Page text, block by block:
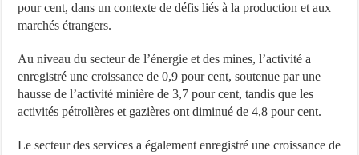
pour cent, dans un contexte de défis liés à la production et aux
marchés étrangers.
Au niveau du secteur de l’énergie et des mines, l’activité a
enregistré une croissance de 0,9 pour cent, soutenue par une
hausse de l’activité minière de 3,7 pour cent, tandis que les
activités pétrolières et gazières ont diminué de 4,8 pour cent.
Le secteur des services a également enregistré une croissance de